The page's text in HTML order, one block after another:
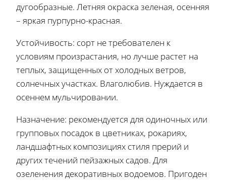
дугообразные. Летняя окраска зеленая, осенняя
– яркая пурпурно-красная.
Устойчивость: сорт не требователен к
условиям произрастания, но лучше растет на
теплых, защищенных от холодных ветров,
солнечных участках. Влаголюбив. Нуждается в
осеннем мульчировании.
Назначение: рекомендуется для одиночных или
групповых посадок в цветниках, рокариях,
ландшафтных композициях стиля прерий и
других течений пейзажных садов. Для
озеленения декоративных водоемов. Пригоден